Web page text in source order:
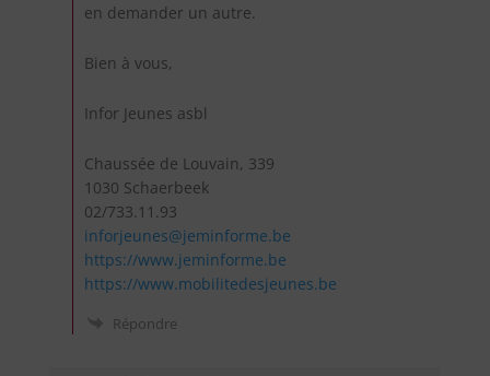
en demander un autre.
Bien à vous,
Infor Jeunes asbl
Chaussée de Louvain, 339
1030 Schaerbeek
02/733.11.93
inforjeunes@jeminforme.be
https://www.jeminforme.be
https://www.mobilitedesjeunes.be
Répondre